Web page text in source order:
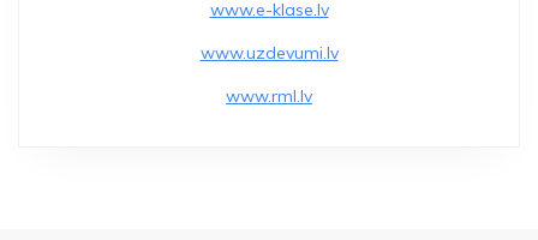
www.e-klase.lv
www.uzdevumi.lv
www.rml.lv